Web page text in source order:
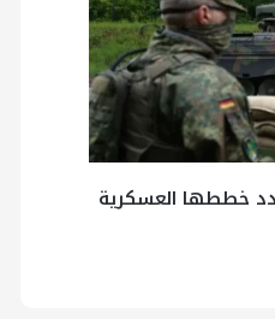
خططها العسكرية